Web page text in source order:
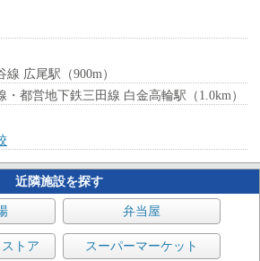
広尾駅（900m）
・都営地下鉄三田線 白金高輪駅（1.0km）
近隣施設を探す
弁当屋
トア スーパーマーケット